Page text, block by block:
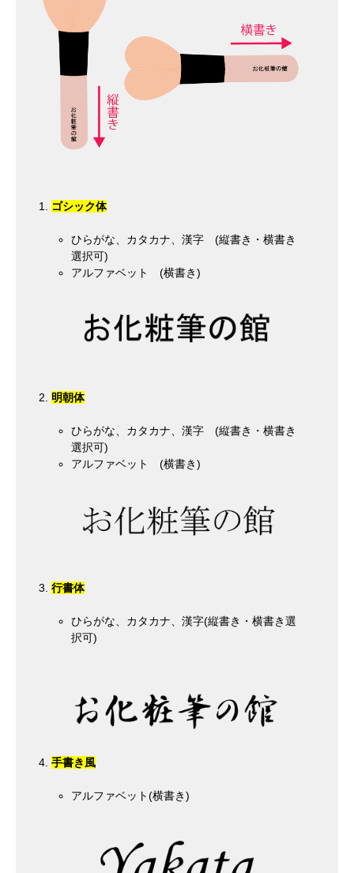
ゴシック体
ひらがな、カタカナ、漢字 (縦書き・横書き
選択可)
アルファベット (横書き)
明朝体
ひらがな、カタカナ、漢字 (縦書き・横書き
選択可)
アルファベット (横書き)
行書体
ひらがな、カタカナ、漢字(縦書き・横書き選
択可)
手書き風
アルファベット(横書き)